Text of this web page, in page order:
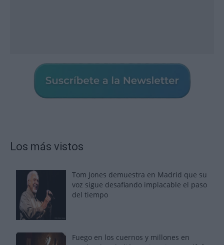
Los más vistos
Tom Jones demuestra en Madrid que su
voz sigue desafiando implacable el paso
del tiempo
Fuego en los cuernos y millones en